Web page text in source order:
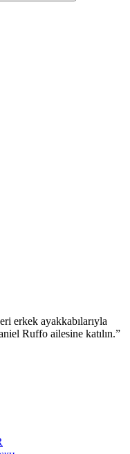
erkek ayakkabılarıyla
Ruffo ailesine katılın.”